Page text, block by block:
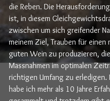
die Reben. Die
ist, in diesem
zwischen um sich greifender
meinem Ziel, Trauben für einen
guten Wein zu produzieren,
Massnahmen im optimalen
richtigen Umfang zu erledigen.
habe ich mehr als 10 Jahre